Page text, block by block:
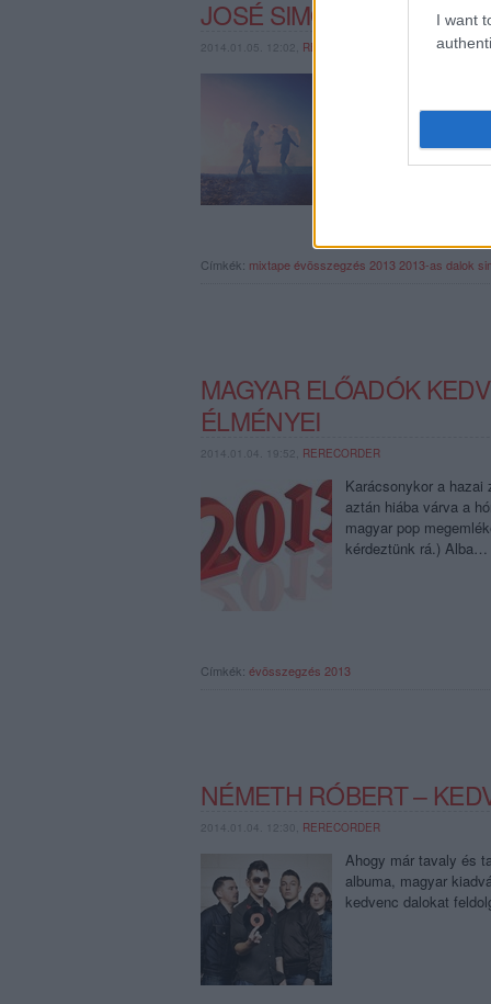
I want
JOSÉ SIMON –
2014.01.05. 12:02, RERECORDER
kedvenc dalokat
Címkék: mixtapeévösszegzés 2013 2013-as dalok
MAGYAR ELŐADÓK
ÉLMÉNYEI
2014.01.04. 19:52, RERECORDER
Karácsonykor a
aztán hiába várva a
magyar pop
kérdeztünk rá.) Alba…
Címkék: évösszegzés 2013
NÉMETH RÓBERT –
2014.01.04. 12:30, RERECORDER
Ahogy már tavaly és
albuma, magyar
kedvenc dalokat